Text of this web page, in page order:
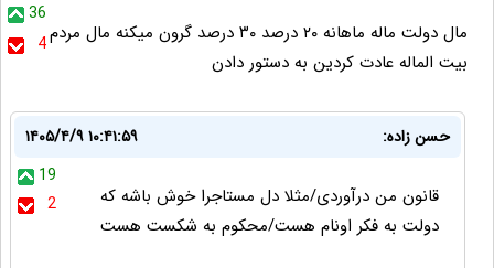
36
4مال دولت ماله ماهانه ۲۰ درصد ۳۰ درصد گرون میکنه مال مردم
بیت الماله عادت کردین به دستور دادن
حسن زاده:
۱۴۰۵/۴/۹ ۱۰:۴۱:۵۹
19
2
قانون من درآوردی/مثلا دل مستاجرا خوش باشه که
دولت به فکر اونام هست/محکوم به شکست هست